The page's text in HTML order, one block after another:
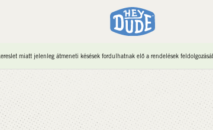
miatt jelenleg átmeneti késések fordulhatnak elő a rendelések